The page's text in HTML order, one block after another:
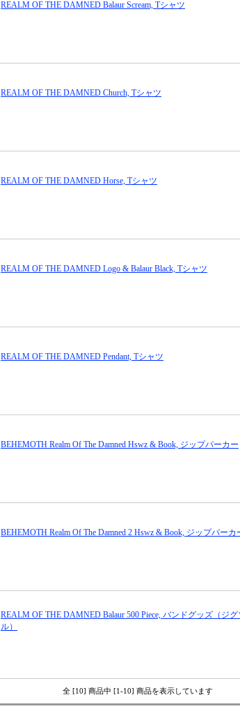
REALM OF THE DAMNED Balaur Scream, Tシャツ
REALM OF THE DAMNED Church, Tシャツ
REALM OF THE DAMNED Horse, Tシャツ
REALM OF THE DAMNED Logo & Balaur Black, Tシャツ
REALM OF THE DAMNED Pendant, Tシャツ
BEHEMOTH Realm Of The Damned Hswz & Book, ジップパーカー
BEHEMOTH Realm Of The Damned 2 Hswz & Book, ジップパーカ
REALM OF THE DAMNED Balaur 500 Piece, バンドグッズ（ジ
ル）
全 [10] 商品中 [1-10] 商品を表示しています